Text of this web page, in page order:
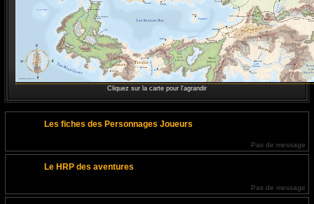
Cliquez sur la carte pour l'agrandir
Les fiches des Personnages Joueurs
Pas de message
Le HRP des aventures
Pas de message